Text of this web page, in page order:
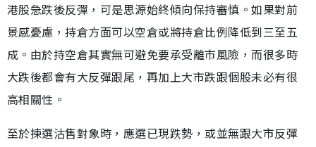
港股急跌後反彈，可是思源始終傾向保持審慎。如果對前
景感憂慮，持倉方面可以空倉或將持倉比例降低到三至五
成。由於持空倉其實無可避免要承受離市風險，而很多時
大跌後都會有大反彈跟尾，再加上大市跌跟個股未必有很
高相關性。
至於揀選沽售對象時，應選已現跌勢，或並無跟大市反彈